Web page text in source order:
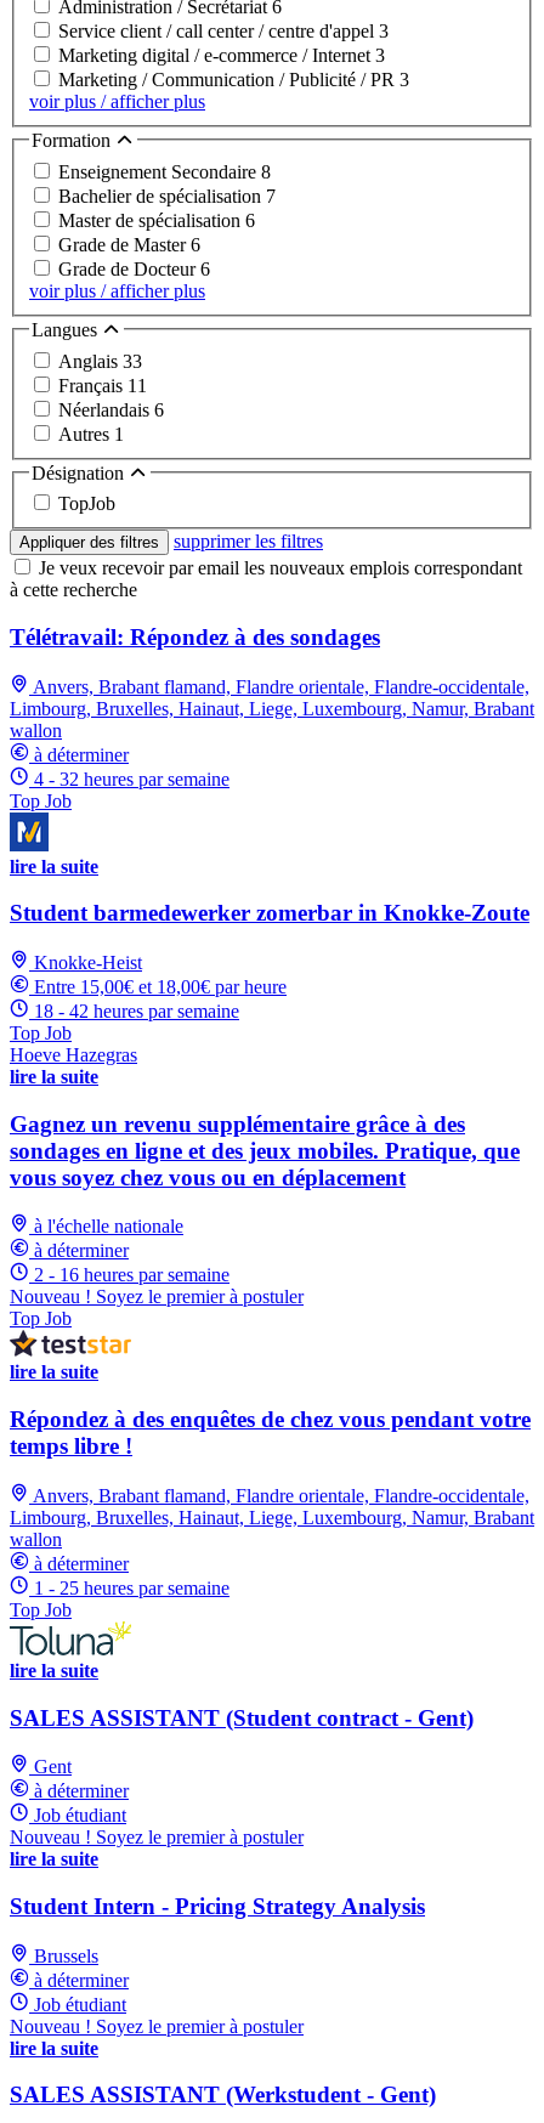
Administration / Secrétariat 6
Service client / call center / centre d'appel 3
Marketing digital / e-commerce / Internet 3
Marketing / Communication / Publicité / PR 3
voir plus / afficher plus
Formation
Enseignement Secondaire 8
Bachelier de spécialisation 7
Master de spécialisation 6
Grade de Master6
Grade de Docteur6
voir plus / afficher plus
Langues
Anglais 33
Français 11
Néerlandais 6
Autres 1
Désignation
TopJob
Appliquer des filtres
supprimer les filtres
Je veux recevoir par email les nouveaux emplois correspondant
à cette recherche
Télétravail: Répondez à des sondages
Anvers, Brabant flamand, Flandre orientale, Flandre-occidentale,
Limbourg, Bruxelles, Hainaut, Liege, Luxembourg, Namur, Brabant
wallon
à déterminer
4 - 32 heures par semaine
Top Job
lire la suite
Student barmedewerker zomerbar in Knokke-Zoute
Knokke-Heist
Entre 15,00€ et 18,00€ par heure
18 - 42 heures par semaine
Top Job
Hoeve Hazegras
lire la suite
Gagnez un revenu supplémentaire grâce à des
sondages en ligne et des jeux mobiles. Pratique, que
vous soyez chez vous ou en déplacement
à l'échelle nationale
à déterminer
2 - 16 heures par semaine
Nouveau ! Soyez le premier à postuler
Top Job
lire la suite
Répondez à des enquêtes de chez vous pendant votre
temps libre !
Anvers, Brabant flamand, Flandre orientale, Flandre-occidentale,
Limbourg, Bruxelles, Hainaut, Liege, Luxembourg, Namur, Brabant
wallon
à déterminer
1 - 25 heures par semaine
Top Job
lire la suite
SALES ASSISTANT (Student contract - Gent)
Gent
à déterminer
Job étudiant
Nouveau ! Soyez le premier à postuler
lire la suite
Student Intern - Pricing Strategy Analysis
Brussels
à déterminer
Job étudiant
Nouveau ! Soyez le premier à postuler
lire la suite
SALES ASSISTANT (Werkstudent - Gent)